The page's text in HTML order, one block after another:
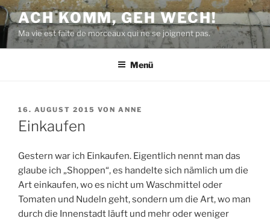
Zum
Inhalt
springen
ACH KOMM, GEH WECH!
Ma vie est faite de morceaux qui ne se joignent pas.
Menü
VERÖFFENTLICHT
AM
16. AUGUST 2015 VON ANNE
Einkaufen
Gestern war ich Einkaufen. Eigentlich nennt man das
glaube ich „Shoppen“, es handelte sich nämlich um die
Art einkaufen, wo es nicht um Waschmittel oder
Tomaten und Nudeln geht, sondern um die Art, wo man
durch die Innenstadt läuft und mehr oder weniger